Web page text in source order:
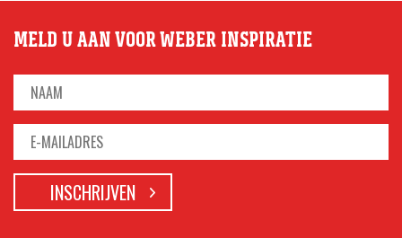
MELD U AAN VOOR WEBER INSPIRATIE